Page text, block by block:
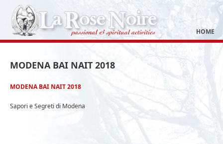
HOME
MODENA BAI NAIT 2018
MODENA BAI NAIT 2018
Sapori e Segreti di Modena